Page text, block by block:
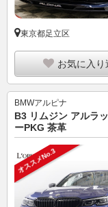
東京都足立区
お気に入り
BMWアルピナ
B3 リムジン アルラ
ーPKG 茶革
オススメNo.3